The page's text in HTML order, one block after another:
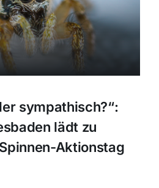
sympathisch?“:
lädt zu
Aktionstag